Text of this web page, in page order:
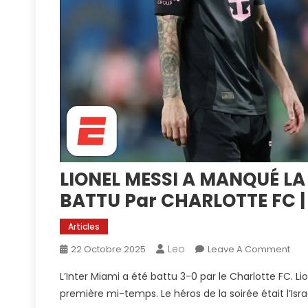
LIONEL MESSI A MANQUÉ
BATTU Par CHARLOTTE FC
Articles
22 Octobre 2025 Leo Leave A CommentOn
A
L’Inter Miami a été battu 3-0 par le Charlotte FC.
première mi-temps. Le héros de la soirée était